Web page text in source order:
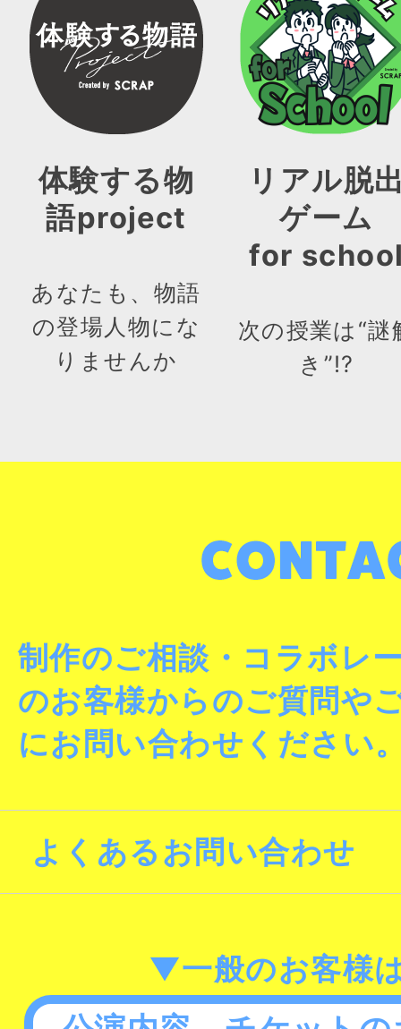
体験する物
語project
あなたも、物語
の登場人物にな
りませんか
リアル脱
ゲーム
for
次の授業は“謎
き”!?
制作のご相談・コラボレ
のお客様からのご質問や
にお問い合わせください
よくあるお問い合わせ
▼一般のお客様